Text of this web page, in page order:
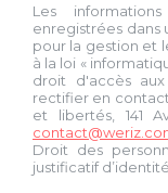
Les
enregistrées dans
pour la gestion et
à la loi «
droit d'accès
rectifier en
et libertés, 141
Droit des
justificatif d’identité.